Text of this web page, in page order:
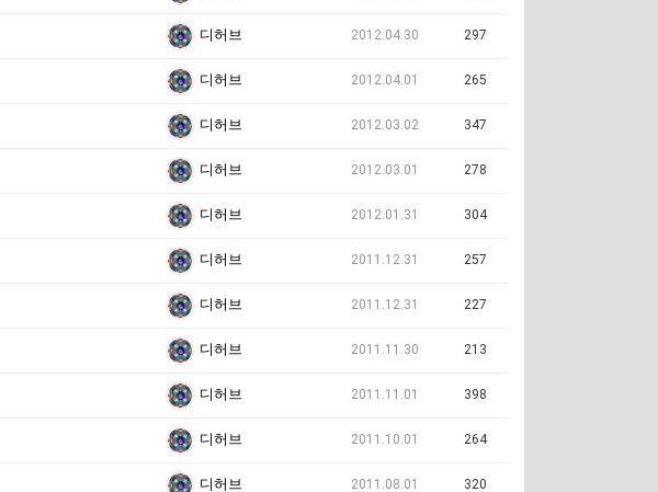
디허브 2012.04.30 297
디허브 2012.04.01 265
디허브 2012.03.02 347
디허브 2012.03.01 278
디허브 2012.01.31 304
디허브 2011.12.31 257
디허브 2011.12.31 227
디허브 2011.11.30 213
디허브 2011.11.01 398
디허브 2011.10.01 264
디허브 2011.08.01 320